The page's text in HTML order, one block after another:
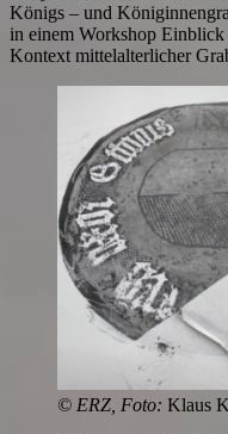
Königs – und
in einem Workshop
Kontext mittelalterlicher
© ERZ, Foto: Klaus